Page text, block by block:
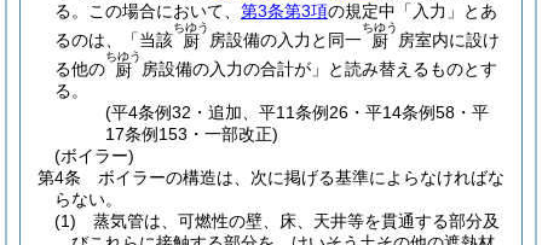
る。
この場合において、 第3条第3項の規定中「入力」とあ
るのは、「当該
厨
ちゆう
房設備の入力と同一 厨
ちゆう
房室内に設け
る他の
厨
ちゆう
房設備の入力の合計が」と読み替えるものとす
る。
(平4条例32・追加、平11条例26・平14条例58・平
17条例153・一部改正)
(ボイラー)
第4条
ボイラーの構造は、次に掲げる基準によらなければな
らない。
(1)
蒸気管は、可燃性の壁、床、天井等を貫通する部分及